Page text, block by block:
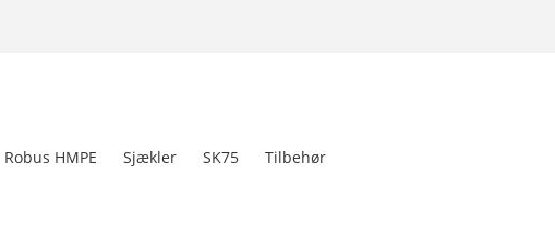
Robus HMPE Sjækler SK75 Tilbehør